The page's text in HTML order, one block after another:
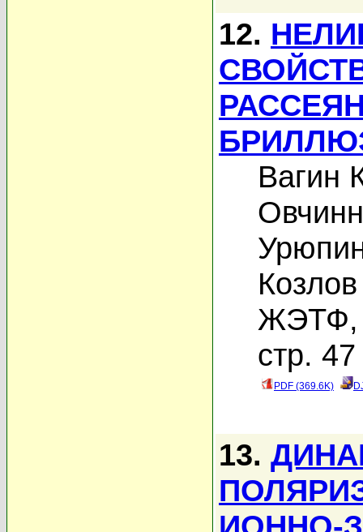
12.
Вагин
ЖЭТФ,
стр. 47
PDF (369.6K)
13.